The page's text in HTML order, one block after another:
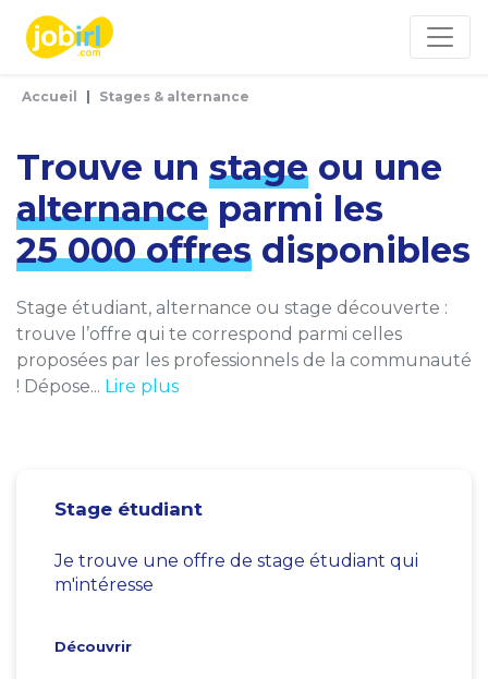
Accueil Stages & alternance
Trouve un stage ou une
alternance parmi les
25 000 offres disponibles
Stage étudiant, alternance ou stage découverte :
trouve l’offre qui te correspond parmi celles
proposées par les professionnels de la communauté
! Dépose... Lire plus
Stage étudiant
Je trouve une offre de stage étudiant qui
m'intéresse
Découvrir
Panneau de gestion des cookies